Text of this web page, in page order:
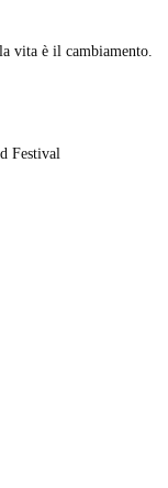
vita è il cambiamento.
Festival